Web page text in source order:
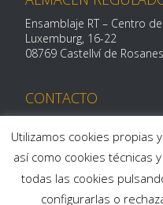
Ensamblaje RT – Centro
Luxemburg, 16-22
08769 Castellví de
CONTACTO
Telf: 93 712 29 11
Utilizamos cookies propias
así como cookies técnicas
todas las cookies
configurarlas o